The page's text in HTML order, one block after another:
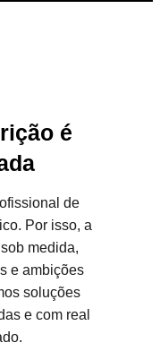
é
de
Por isso, a
medida,
e ambições
soluções
e com real